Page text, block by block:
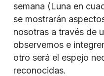
semana (Luna en
se mostrarán
nosotras a través de
observemos e
otro será el espejo
reconocidas.